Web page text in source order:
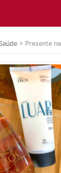
> Presente